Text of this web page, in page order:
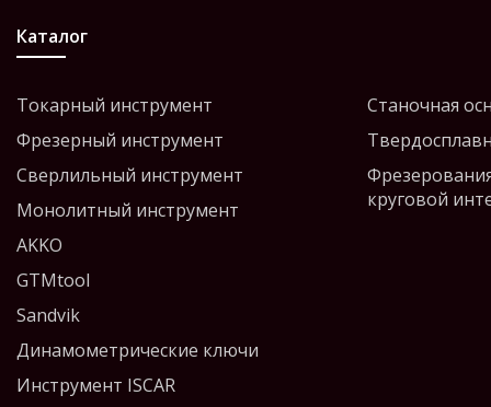
Каталог
Токарный инструмент
Фрезерный инструмент
Сверлильный инструмент
Монолитный инструмент
AKKO
GTMtool
Sandvik
Динамометрические ключи
Инструмент ISCAR
Станочная
круговой